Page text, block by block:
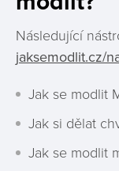
Následující
jaksemodlit.cz/
Jak se modlit
Jak si dělat
Jak se modlit